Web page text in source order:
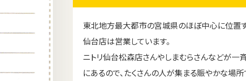
東北地方最大都市の宮城県のほぼ中心に位置
仙台店は営業しています。
ニトリ仙台松森店さんやしまむらさんなどが一
にあるので、たくさんの人が集まる賑やかな場所